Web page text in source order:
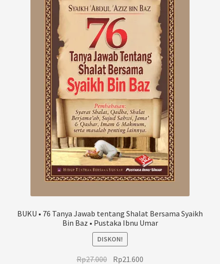
BUKU • 76 Tanya Jawab tentang Shalat Bersama Syaikh
Bin Baz • Pustaka Ibnu Umar
DISKON!
Rp27.000 Harga
Rp21.600